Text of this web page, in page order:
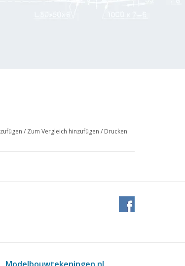
/ Zum Vergleich hinzufügen / Drucken